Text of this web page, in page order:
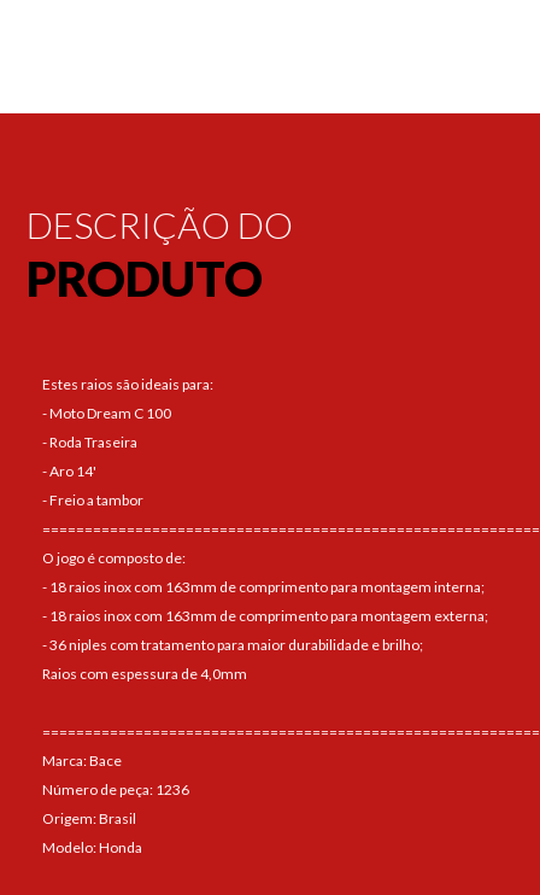
DESCRIÇÃO DO
PRODUTO
Estes raios são ideais para:
- Moto Dream C 100
- Roda Traseira
- Aro 14'
- Freio a tambor
O jogo é composto de:
- 18 raios inox com 163mm de comprimento para montagem interna;
- 18 raios inox com 163mm de comprimento para montagem externa;
- 36 niples com tratamento para maior durabilidade e brilho;
Raios com espessura de 4,0mm
Marca: Bace
Número de peça: 1236
Origem: Brasil
Modelo: Honda